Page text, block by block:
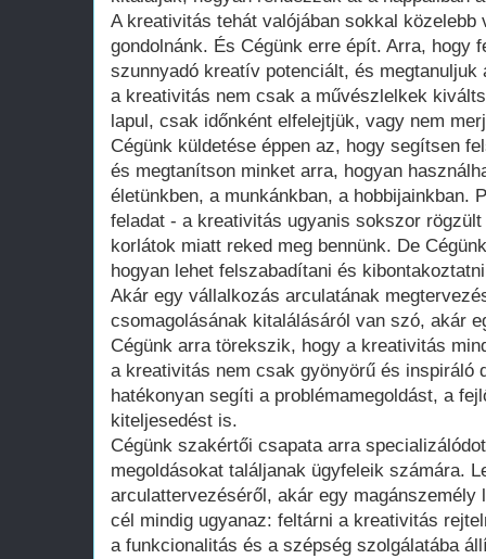
A kreativitás tehát valójában sokkal közelebb
gondolnánk. És Cégünk erre épít. Arra, hogy
szunnyadó kreatív potenciált, és
a kreativitás nem csak a művészlelkek
lapul, csak időnként elfelejtjük, vagy nem
Cégünk küldetése éppen az, hogy segítsen
és megtanítson minket arra, hogyan
életünkben, a munkánkban, a hobbijainkban.
feladat - a kreativitás ugyanis sokszor
korlátok miatt reked meg bennünk. De
hogyan lehet felszabadítani és
Akár egy vállalkozás arculatának
csomagolásának kitalálásáról van szó, akár
Cégünk arra törekszik, hogy a kreativitás
a kreativitás nem csak gyönyörű és inspiráló
hatékonyan segíti a problémamegoldást, a
kiteljesedést is.
Cégünk szakértői csapata arra
megoldásokat találjanak ügyfeleik számára.
arculattervezéséről, akár egy magánszemély
cél mindig ugyanaz: feltárni a kreativitás
a funkcionalitás és a szépség szolgálatába